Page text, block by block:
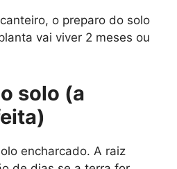
o preparo do solo
vai viver 2 meses ou
solo (a
encharcado. A raiz